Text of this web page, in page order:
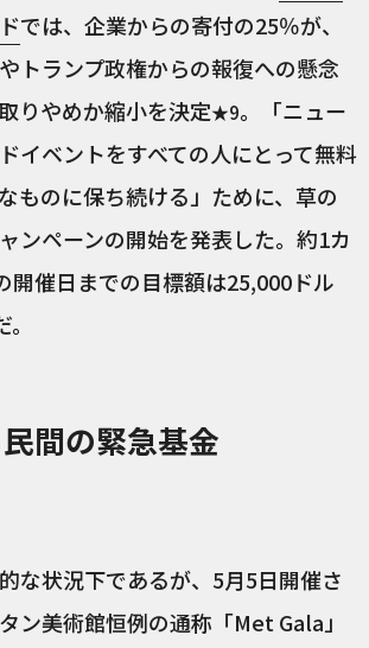
では、企業からの寄付の25％が、
トランプ政権からの報復への懸念
りやめか縮小を決定★9。「ニュー
イベントをすべての人にとって無料
ものに保ち続ける」ために、草の
ンペーンの開始を発表した。約1カ
開催日までの目標額は25,000ドル
間の緊急基金
な状況下であるが、5月5日開催さ
ン美術館恒例の通称「Met Gala」